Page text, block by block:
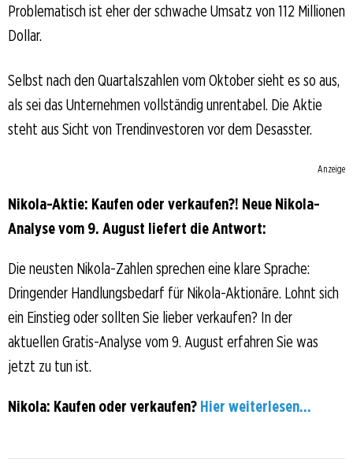
Problematisch ist eher der schwache Umsatz von 112 Millionen
Dollar.
Selbst nach den Quartalszahlen vom Oktober sieht es so aus,
als sei das Unternehmen vollständig unrentabel. Die Aktie
steht aus Sicht von Trendinvestoren vor dem Desasster.
Anzeige
Nikola-Aktie: Kaufen oder verkaufen?! Neue Nikola-
Analyse vom 9. August liefert die Antwort:
Die neusten Nikola-Zahlen sprechen eine klare Sprache:
Dringender Handlungsbedarf für Nikola-Aktionäre. Lohnt sich
ein Einstieg oder sollten Sie lieber verkaufen? In der
aktuellen Gratis-Analyse vom 9. August erfahren Sie was
jetzt zu tun ist.
Nikola: Kaufen oder verkaufen? Hier weiterlesen...